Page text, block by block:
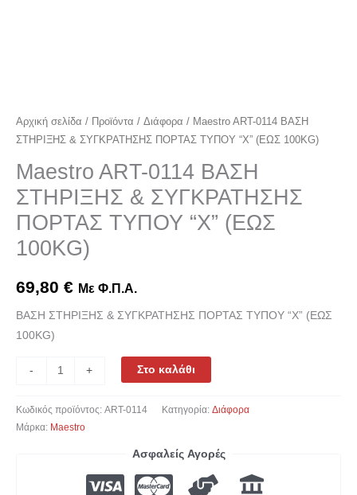
Αρχική σελίδα / Προϊόντα / Διάφορα / Maestro ART-0114 ΒΑΣΗ
ΣΤΗΡΙΞΗΣ & ΣΥΓΚΡΑΤΗΣΗΣ ΠΟΡΤΑΣ ΤΥΠΟΥ “Χ” (ΕΩΣ 100KG)
Maestro ART-0114 ΒΑΣΗ
ΣΤΗΡΙΞΗΣ & ΣΥΓΚΡΑΤΗΣΗΣ
ΠΟΡΤΑΣ ΤΥΠΟΥ “Χ” (ΕΩΣ
100KG)
69,80 € Με Φ.Π.Α.
ΒΑΣΗ ΣΤΗΡΙΞΗΣ & ΣΥΓΚΡΑΤΗΣΗΣ ΠΟΡΤΑΣ ΤΥΠΟΥ “Χ” (ΕΩΣ
100KG)
- + Στο καλάθι
Κωδικός προϊόντος: ART-0114 Κατηγορία: Διάφορα
Μάρκα: Maestro
Ασφαλείς Αγορές